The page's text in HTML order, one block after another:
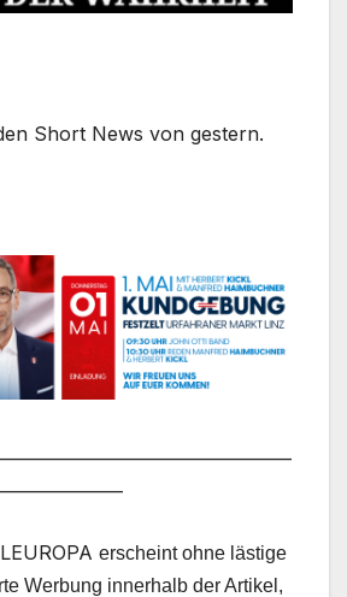
Short News von gestern.
erscheint ohne lästige
Werbung innerhalb der Artikel,